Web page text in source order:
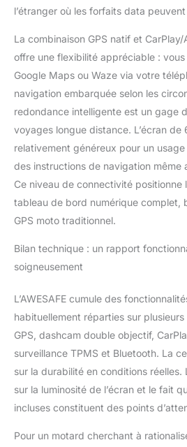
l’étranger où les forfaits data
La combinaison GPS natif et
offre une flexibilité appréciable : vous
Google Maps ou Waze via votre
navigation embarquée selon les
redondance intelligente est un gage
voyages longue distance. L’écran de
relativement généreux pour un
des instructions de navigation même
Ce niveau de connectivité positionne
tableau de bord numérique complet,
GPS moto traditionnel.
Bilan technique : un rapport
soigneusement
L’AWESAFE cumule des
habituellement réparties sur
GPS, dashcam double objectif,
surveillance TPMS et Bluetooth. La
sur la durabilité en conditions réelles.
sur la luminosité de l’écran et le fait
incluses constituent des points
Pour un motard cherchant à